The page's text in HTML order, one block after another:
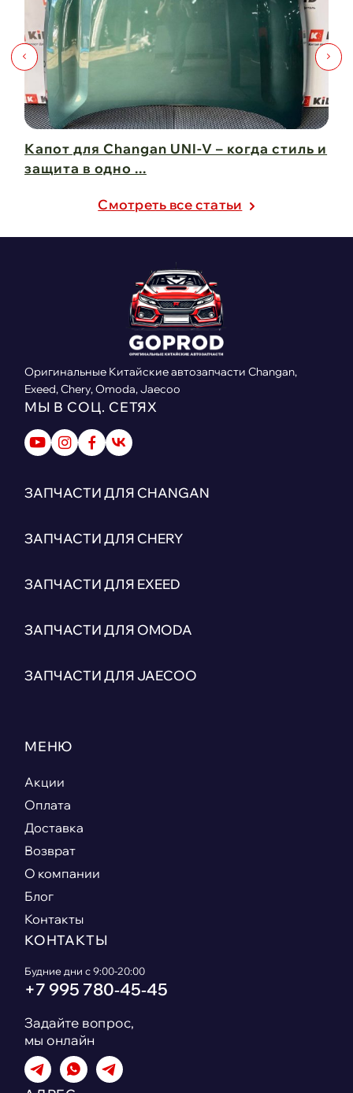
Капот для Changan UNI-V – когда стиль и
защита в одно ...
Cмотреть все статьи
Оригинальные Китайские автозапчасти Changan,
Exeed, Chery, Omoda, Jaecoo
МЫ В СОЦ. СЕТЯХ
ЗАПЧАСТИ ДЛЯ CHANGAN
ЗАПЧАСТИ ДЛЯ CHERY
ЗАПЧАСТИ ДЛЯ EXEED
ЗАПЧАСТИ ДЛЯ OMODA
ЗАПЧАСТИ ДЛЯ JAECOO
МЕНЮ
Акции
Оплата
Доставка
Возврат
О компании
Блог
Контакты
КОНТАКТЫ
Будние дни с 9:00-20:00
+7 995 780‑45‑45
Задайте вопрос,
мы онлайн